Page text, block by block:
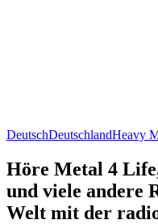
DeutschDeutschlandHeavy
Höre Metal 4
und viele andere
Welt mit der